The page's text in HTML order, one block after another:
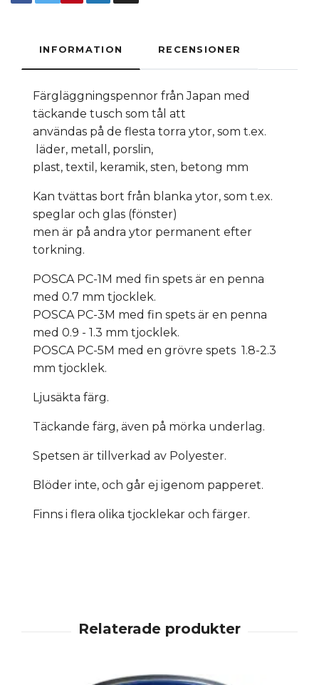
INFORMATION RECENSIONER
Färgläggningspennor från Japan med
täckande tusch som tål att
användas på de flesta torra ytor, som t.ex.
läder, metall, porslin,
plast, textil, keramik, sten, betong mm
Kan tvättas bort från blanka ytor, som t.ex.
speglar och glas (fönster)
men är på andra ytor permanent efter
torkning.
POSCA PC-1M med fin spets är en penna
med 0.7 mm tjocklek.
POSCA PC-3M med fin spets är en penna
med 0.9 - 1.3 mm tjocklek.
POSCA PC-5M med en grövre spets 1.8-2.3
mm tjocklek.
Ljusäkta färg.
Täckande färg, även på mörka underlag.
Spetsen är tillverkad av Polyester.
Blöder inte, och går ej igenom papperet.
Finns i flera olika tjocklekar och färger.